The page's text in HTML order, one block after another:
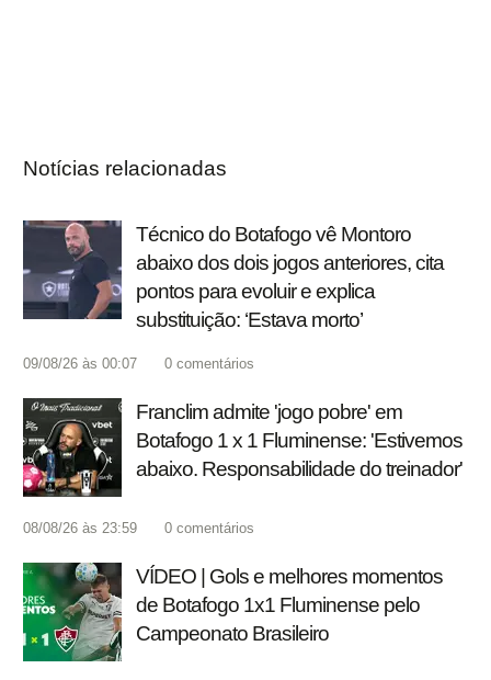
Notícias relacionadas
Técnico do Botafogo vê Montoro
abaixo dos dois jogos anteriores, cita
pontos para evoluir e explica
substituição: ‘Estava morto’
09/08/26 às 00:07 0 comentários
Franclim admite 'jogo pobre' em
Botafogo 1 x 1 Fluminense: 'Estivemos
abaixo. Responsabilidade do treinador'
08/08/26 às 23:59 0 comentários
VÍDEO | Gols e melhores momentos
de Botafogo 1x1 Fluminense pelo
Campeonato Brasileiro